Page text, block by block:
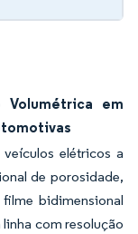
Volumétrica em
elétricos a
de porosidade,
bidimensional
com resolução